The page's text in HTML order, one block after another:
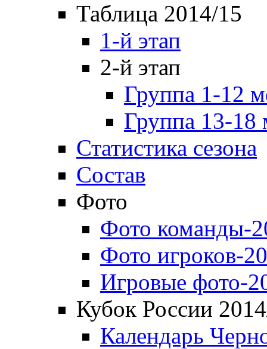
Таблица 2014/15
1-й этап
2-й этап
Группа 1-12
Группа 13-18
Статистика сезона
Состав
Фото
Фото команды-
Фото игроков-
Игровые фото-
Кубок России
Календарь